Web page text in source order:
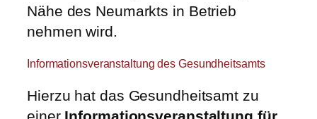
Nähe des Neumarkts in Betrieb
nehmen wird.
Informationsveranstaltung des Gesundheitsamts
Hierzu hat das Gesundheitsamt zu
einer Informationsveranstaltung für